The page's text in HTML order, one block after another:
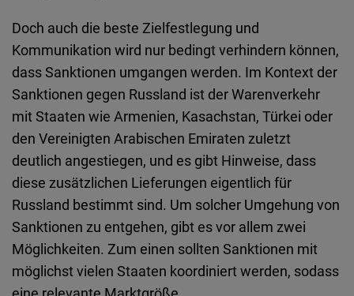
Doch auch die beste Zielfestlegung und
Kommunikation wird nur bedingt verhindern können,
dass Sanktionen umgangen werden. Im Kontext der
Sanktionen gegen Russland ist der Warenverkehr
mit Staaten wie Armenien, Kasachstan, Türkei oder
den Vereinigten Arabischen Emiraten zuletzt
deutlich angestiegen, und es gibt Hinweise, dass
diese zusätzlichen Lieferungen eigentlich für
Russland bestimmt sind. Um solcher Umgehung von
Sanktionen zu entgehen, gibt es vor allem zwei
Möglichkeiten. Zum einen sollten Sanktionen mit
möglichst vielen Staaten koordiniert werden, sodass